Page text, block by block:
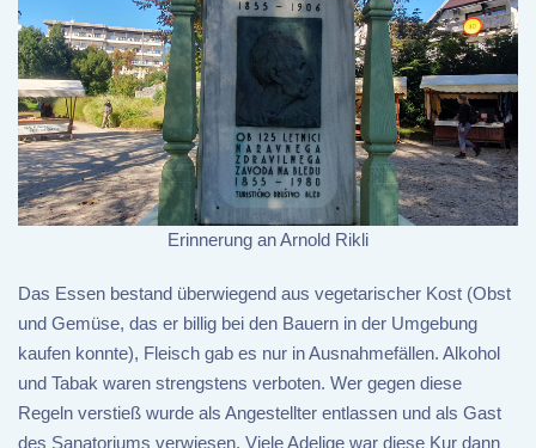
Erinnerung an Arnold Rikli
Das Essen bestand überwiegend aus vegetarischer Kost (Obst
und Gemüse, das er billig bei den Bauern in der Umgebung
kaufen konnte), Fleisch gab es nur in Ausnahmefällen. Alkohol
und Tabak waren strengstens verboten. Wer gegen diese
Regeln verstieß wurde als Angestellter entlassen und als Gast
des Sanatoriums verwiesen. Viele Adelige war diese Kur dann